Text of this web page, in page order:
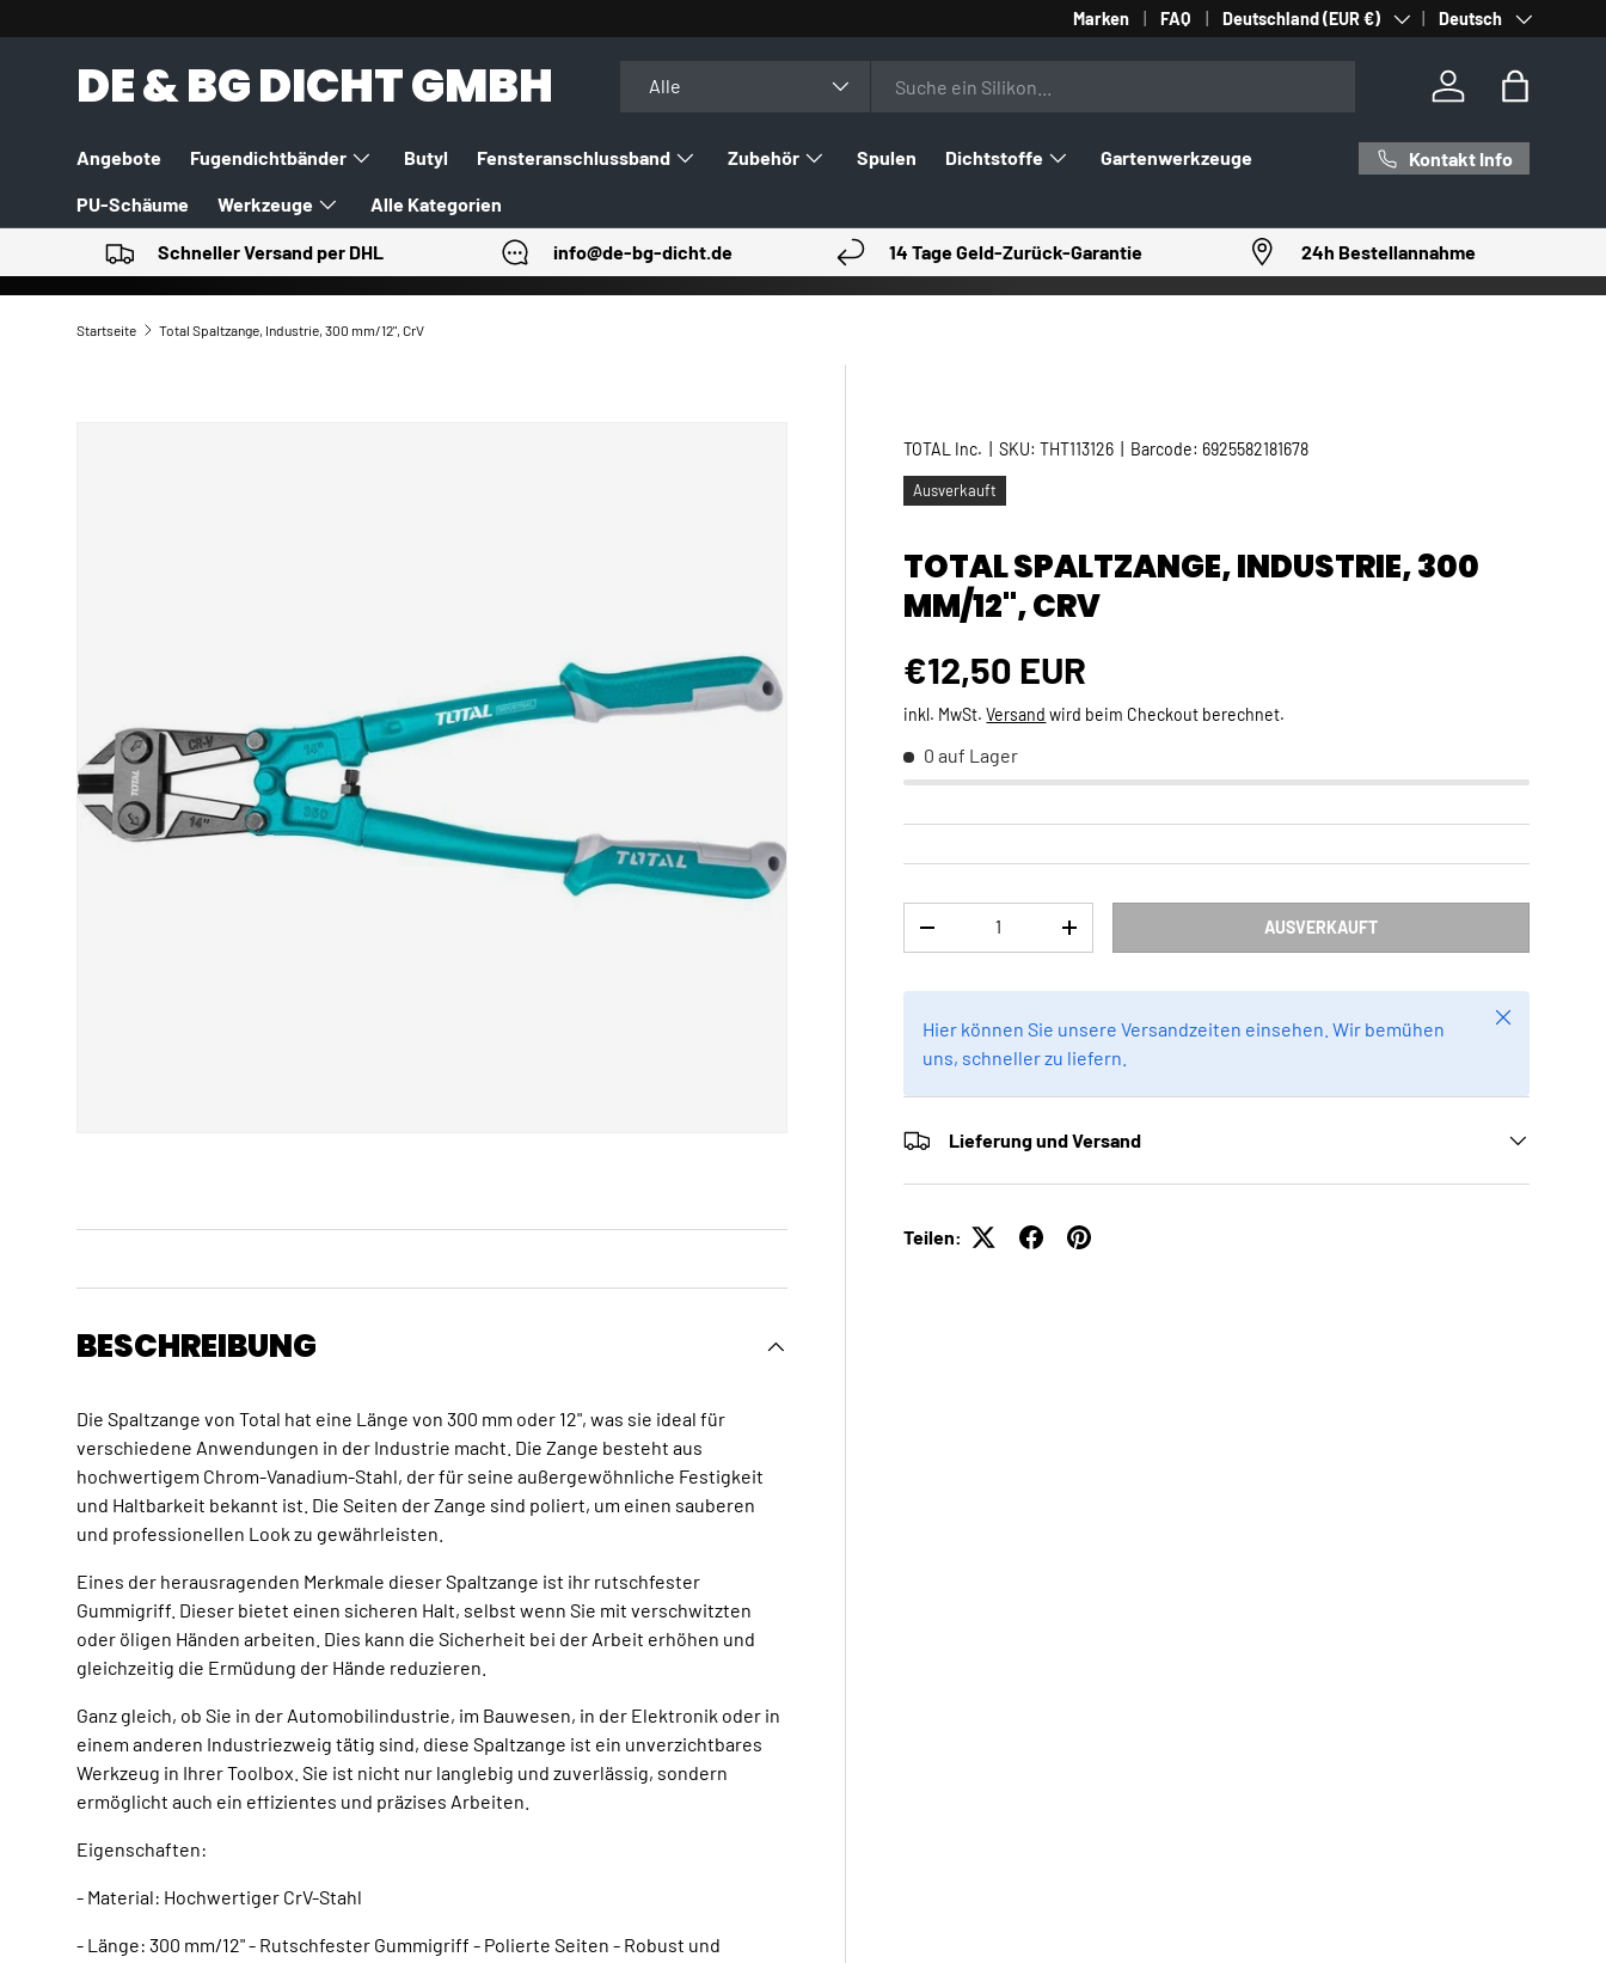
DIREKT ZUM INHALT
Marken FAQ Land/Region
Deutschland (EUR €) SpracheDeutsch
DE & BG DICHT GMBH Alle
Einloggen
Angebote Fugendichtbänder Butyl Fensteranschlussband Zubehör Spulen Dichtstoffe Gartenwerkzeuge
PU-Schäume Werkzeuge Alle Kategorien
Kontakt Info
Schneller Versand per DHL info@de-bg-dicht.de 14 Tage Geld-Zurück-Garantie 24h Bestellannahme
Startseite Total Spaltzange, Industrie, 300 mm/12", CrV
TOTAL Inc. |SKU: THT113126 Barcode: 6925582181678
Ausverkauft
TOTAL SPALTZANGE, INDUSTRIE, 300
MM/12", CRV
Normaler Preis
€12,50 EUR
inkl. MwSt.Versand wird beim Checkout berechnet.
0 auf Lager
MENGE VERRINGERNMENGE ERHÖHEN AUSVERKAUFT
Hier können Sie unsere Versandzeiten einsehen. Wir bemühen
uns, schneller zu liefern.
Schließen
Lieferung und Versand
Teilen:
BESCHREIBUNG
Die Spaltzange von Total hat eine Länge von 300 mm oder 12", was sie ideal für
verschiedene Anwendungen in der Industrie macht. Die Zange besteht aus
hochwertigem Chrom-Vanadium-Stahl, der für seine außergewöhnliche Festigkeit
und Haltbarkeit bekannt ist. Die Seiten der Zange sind poliert, um einen sauberen
und professionellen Look zu gewährleisten.
Eines der herausragenden Merkmale dieser Spaltzange ist ihr rutschfester
Gummigriff. Dieser bietet einen sicheren Halt, selbst wenn Sie mit verschwitzten
oder öligen Händen arbeiten. Dies kann die Sicherheit bei der Arbeit erhöhen und
gleichzeitig die Ermüdung der Hände reduzieren.
Ganz gleich, ob Sie in der Automobilindustrie, im Bauwesen, in der Elektronik oder in
einem anderen Industriezweig tätig sind, diese Spaltzange ist ein unverzichtbares
Werkzeug in Ihrer Toolbox. Sie ist nicht nur langlebig und zuverlässig, sondern
ermöglicht auch ein effizientes und präzises Arbeiten.
Eigenschaften:
- Material: Hochwertiger CrV-Stahl
- Länge: 300 mm/12" - Rutschfester Gummigriff - Polierte Seiten - Robust und